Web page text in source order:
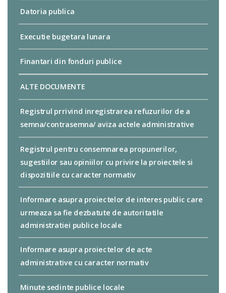
Datoria publica
Executie bugetara lunara
Finantari din fonduri publice
ALTE DOCUMENTE
Registrul prrivind inregistrarea refuzurilor de a
semna/contrasemna/ aviza actele administrative
Registrul pentru consemnarea propunerilor,
sugestiilor sau opiniilor cu privire la proiectele si
dispozitiile cu caracter normativ
Informare asupra proiectelor de interes public care
urmeaza sa fie dezbatute de autoritatile
administratiei publice locale
Informare asupra proiectelor de acte
administrative cu caracter normativ
Minute sedinte publice locale